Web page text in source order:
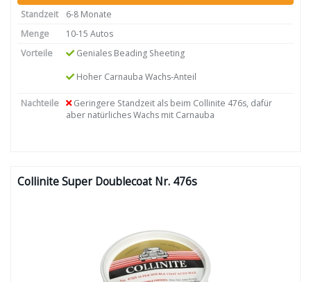
Standzeit
6-8 Monate
Menge
10-15 Autos
Vorteile
Geniales Beading Sheeting
Hoher Carnauba Wachs-Anteil
Nachteile
Geringere Standzeit als beim Collinite 476s, dafür
aber natürliches Wachs mit Carnauba
Collinite Super Doublecoat Nr. 476s